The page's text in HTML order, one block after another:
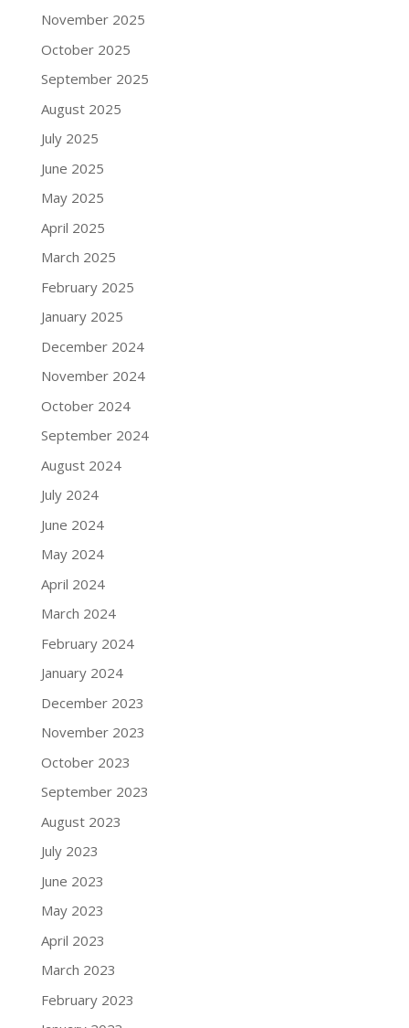
November 2025
October 2025
September 2025
August 2025
July 2025
June 2025
May 2025
April 2025
March 2025
February 2025
January 2025
December 2024
November 2024
October 2024
September 2024
August 2024
July 2024
June 2024
May 2024
April 2024
March 2024
February 2024
January 2024
December 2023
November 2023
October 2023
September 2023
August 2023
July 2023
June 2023
May 2023
April 2023
March 2023
February 2023